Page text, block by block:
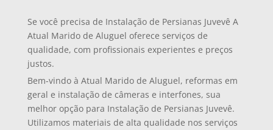
Se você precisa de Instalação de Persianas Juvevê A
Atual Marido de Aluguel oferece serviços de
qualidade, com profissionais experientes e preços
justos.
Bem-vindo à Atual Marido de Aluguel, reformas em
geral e instalação de câmeras e interfones, sua
melhor opção para Instalação de Persianas Juvevê.
Utilizamos materiais de alta qualidade nos serviços